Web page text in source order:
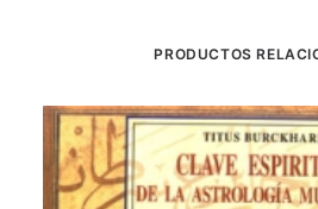
PRODUCTOS